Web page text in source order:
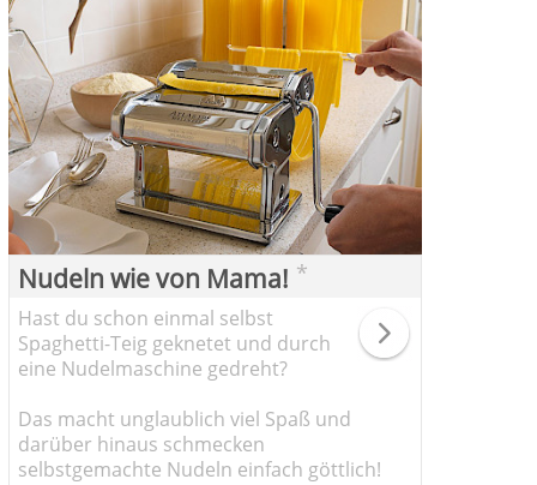
Nudeln wie von Mama! *
Hast du schon einmal selbst
Spaghetti-Teig geknetet und durch
eine Nudelmaschine gedreht?
Das macht unglaublich viel Spaß und
darüber hinaus schmecken
selbstgemachte Nudeln einfach göttlich!